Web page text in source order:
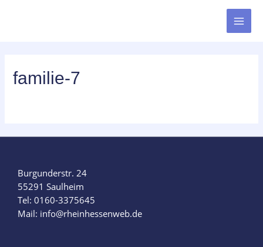
familie-7
Burgunderstr. 24
55291 Saulheim
Tel: 0160-3375645
Mail: info@rheinhessenweb.de